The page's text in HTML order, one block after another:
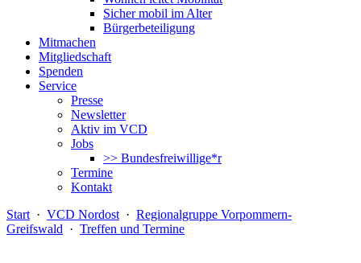
Sicher mobil im Alter
Bürgerbeteiligung
Mitmachen
Mitgliedschaft
Spenden
Service
Presse
Newsletter
Aktiv im VCD
Jobs
>> Bundesfreiwillige*r
Termine
Kontakt
Start · VCD Nordost · Regionalgruppe Vorpommern-
Greifswald · Treffen und Termine